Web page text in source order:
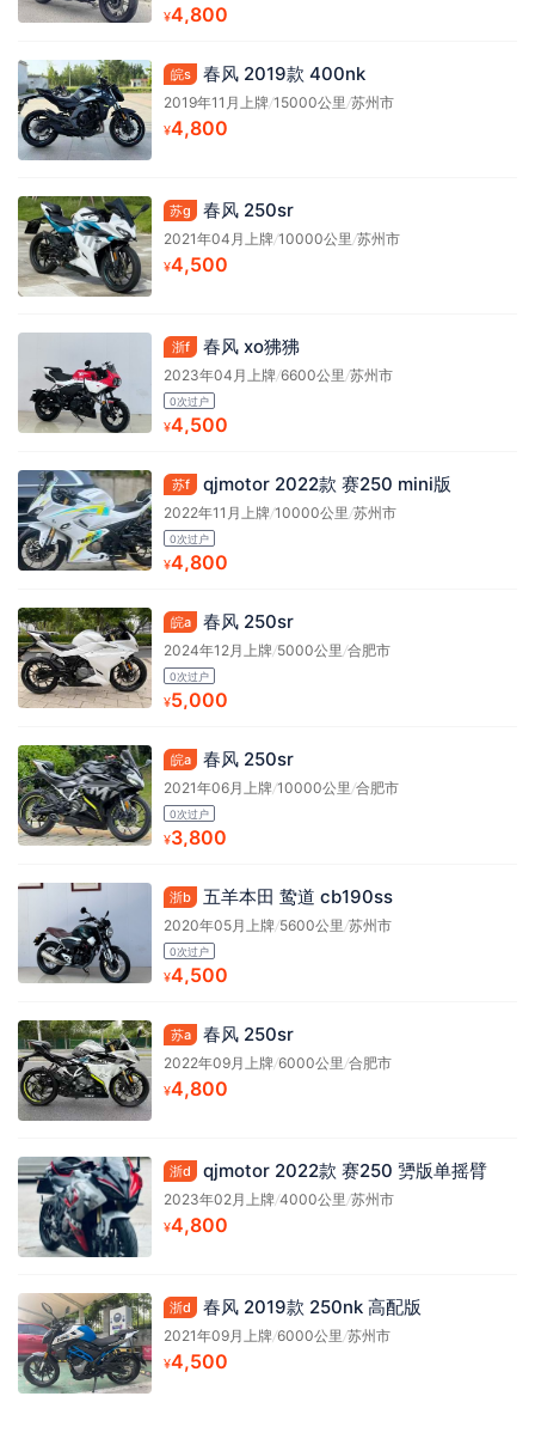
¥4,800
皖s 春风 2019款 400nk
2019年11月上牌/15000公里/苏州市
¥4,800
苏g 春风 250sr
2021年04月上牌/10000公里/苏州市
¥4,500
浙f 春风 xo狒狒
2023年04月上牌/6600公里/苏州市
0次过户
¥4,500
苏f qjmotor 2022款 赛250 mini版
2022年11月上牌/10000公里 /苏州市
0次过户
¥4,800
皖a 春风 250sr
2024年12月上牌/5000公里 /合肥市
0次过户
¥5,000
皖a 春风 250sr
2021年06月上牌/10000公里 /合肥市
0次过户
¥3,800
浙b 五羊本田 鸷道 cb190ss
2020年05月上牌/5600公里 /苏州市
0次过户
¥4,500
苏a 春风 250sr
2022年09月上牌/6000公里 /合肥市
¥4,800
浙d qjmotor 2022款 赛250 勥版单摇臂
2023年02月上牌/4000公里 /苏州市
¥4,800
浙d 春风 2019款 250nk 高配版
2021年09月上牌/6000公里 /苏州市
¥4,500